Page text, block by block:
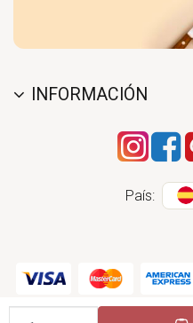
INFORMACIÓN
País: